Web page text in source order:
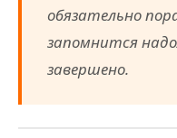
обязательно
запомнится
завершено.